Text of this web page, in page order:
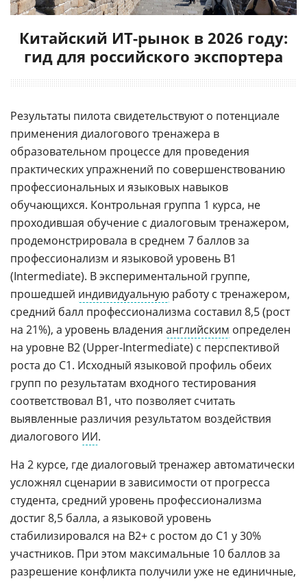
Китайский ИТ-рынок в 2026 году:
гид для российского экспортера
Результаты пилота свидетельствуют о потенциале
применения диалогового тренажера в
образовательном процессе для проведения
практических упражнений по совершенствованию
профессиональных и языковых навыков
обучающихся. Контрольная группа 1 курса, не
проходившая обучение с диалоговым тренажером,
продемонстрировала в среднем 7 баллов за
профессионализм и языковой уровень B1
(Intermediate). В экспериментальной группе,
прошедшей индивидуальную работу с тренажером,
средний балл профессионализма составил 8,5 (рост
на 21%), а уровень владения английским определен
на уровне B2 (Upper-Intermediate) с перспективой
роста до C1. Исходный языковой профиль обеих
групп по результатам входного тестирования
соответствовал B1, что позволяет считать
выявленные различия результатом воздействия
диалогового ИИ.
На 2 курсе, где диалоговый тренажер автоматически
усложнял сценарии в зависимости от прогресса
студента, средний уровень профессионализма
достиг 8,5 балла, а языковой уровень
стабилизировался на B2+ с ростом до C1 у 30%
участников. При этом максимальные 10 баллов за
разрешение конфликта получили уже не единичные,